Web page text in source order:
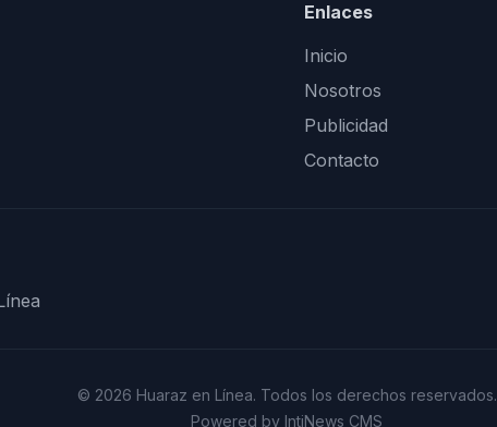
Enlaces
Inicio
Nosotros
Publicidad
Contacto
© 2026 Huaraz en Línea. Todos los derechos reservados.
Powered by IntiNews CMS